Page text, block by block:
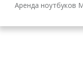
Аренда ноутбуков